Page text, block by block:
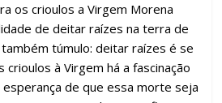
os crioulos a Virgem Morena
de deitar raízes na terra de
também túmulo: deitar raízes é se
à Virgem há a fascinação
de que essa morte seja